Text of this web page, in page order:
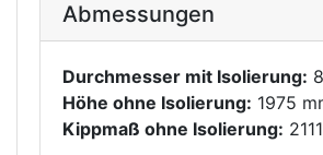
Abmessungen
Durchmesser mit Isolierung:
Höhe ohne Isolierung: 1975
Kippmaß ohne Isolierung: